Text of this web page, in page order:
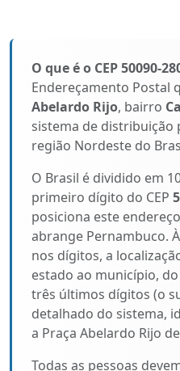
O que é o CEP 50090-
Endereçamento Postal
Abelardo Rijo, bairro
sistema de distribuição
região Nordeste do
O Brasil é dividido em
primeiro dígito do CEP
posiciona este
abrange Pernambuco.
nos dígitos, a
estado ao município,
três últimos dígitos (o
detalhado do sistema,
a Praça Abelardo Rijo
Todas as pessoas